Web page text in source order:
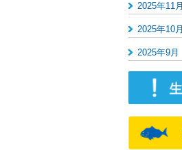
2025年11月
2025年10月
2025年9月